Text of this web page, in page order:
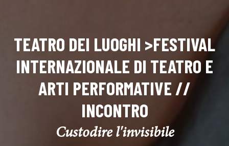
TEATRO DEI LUOGHI >FESTIVAL
INTERNAZIONALE DI TEATRO E
ARTI PERFORMATIVE //
INCONTRO
Custodire l'invisibile